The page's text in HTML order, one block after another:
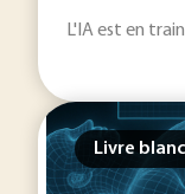
L'IA est en
Livre blanc